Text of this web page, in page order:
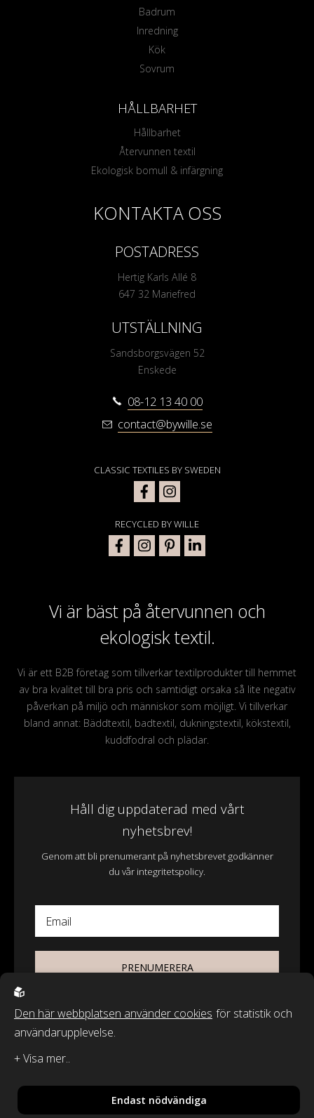
Badrum
Inredning
Kök
Sovrum
HÅLLBARHET
Hållbarhet
Återvunnen textil
Ekologisk bomull & infärgning
Vi är bäst på återvunnen och
ekologisk textil.
Vi är ett B2B företag som tillverkar textilprodukter till hemmet
av bra kvalitet till bra pris och samtidigt orsaka så lite negativ
påverkan på miljö och människor som möjligt. Vi tillverkar
bland annat: Bäddtextil, badtextil, dukningstextil, kökstextil,
kuddfodral och plädar.
Håll dig uppdaterad med vårt
nyhetsbrev!
Genom att bli prenumerant på nyhetsbrevet godkänner
du vår integritetspolicy.
Email
PRENUMERERA
KONTAKTA OSS
POSTADRESS
Hertig Karls Allé 8
647 32 Mariefred
UTSTÄLLNING
Sandsborgsvägen 52
Enskede
08-12 13 40 00
contact@bywille.se
CLASSIC TEXTILES BY SWEDEN
RECYCLED BY WILLE
Wasa Ecotextil AB.
Sphinxly,Powered by Easyweb
Den här webbplatsen använder cookies för statistik och
användarupplevelse.
Endast nödvändiga